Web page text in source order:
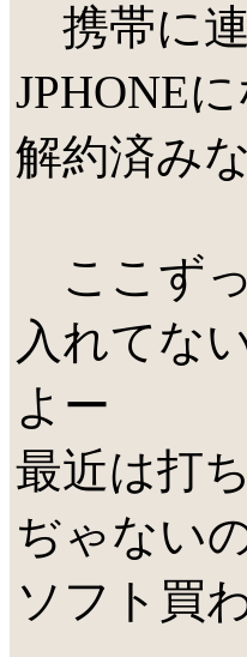
携帯に
JPHONE
解約済みな
ここず
入れてな
よー
最近は打
ぢゃない
ソフト買